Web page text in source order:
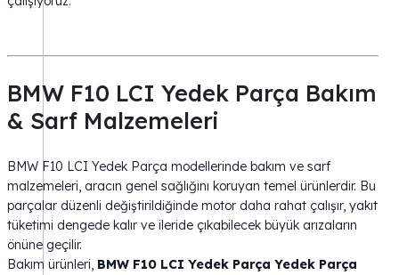
BMW F10 LCI Yedek Parça Bakım
& Sarf Malzemeleri
BMW F10 LCI Yedek Parça modellerinde bakım ve sarf
malzemeleri, aracın genel sağlığını koruyan temel ürünlerdir. Bu
parçalar düzenli değiştirildiğinde motor daha rahat çalışır, yakıt
tüketimi dengede kalır ve ileride çıkabilecek büyük arızaların
önüne geçilir.
Bakım ürünleri, BMW F10 LCI Yedek Parça Yedek Parça